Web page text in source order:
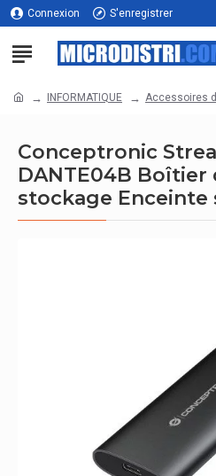
Connexion S'enregistrer
INFORMATIQUE Accessoires
Conceptronic
DANTE04B Boîtier
stockage Enceinte